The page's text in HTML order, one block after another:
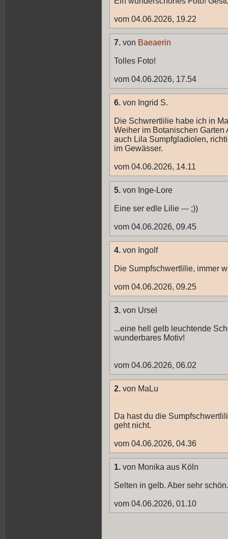
vom 04.06.2026, 19.22
7. von Baeaerin
Tolles Foto!
vom 04.06.2026, 17.54
6. von Ingrid S.
Die Schwrertlilie habe ich in
Weiher im Botanischen Garten
auch Lila Sumpfgladiolen,
im Gewässer.
vom 04.06.2026, 14.11
5. von Inge-Lore
Eine ser edle Lilie --- ;))
vom 04.06.2026, 09.45
4. von Ingolf
Die Sumpfschwertlilie, immer
vom 04.06.2026, 09.25
3. von Ursel
...eine hell gelb leuchtende
wunderbares Motiv!
vom 04.06.2026, 06.02
2. von MaLu
Da hast du die
geht nicht.
vom 04.06.2026, 04.36
1. von Monika aus Köln
Selten in gelb. Aber sehr schön.
vom 04.06.2026, 01.10